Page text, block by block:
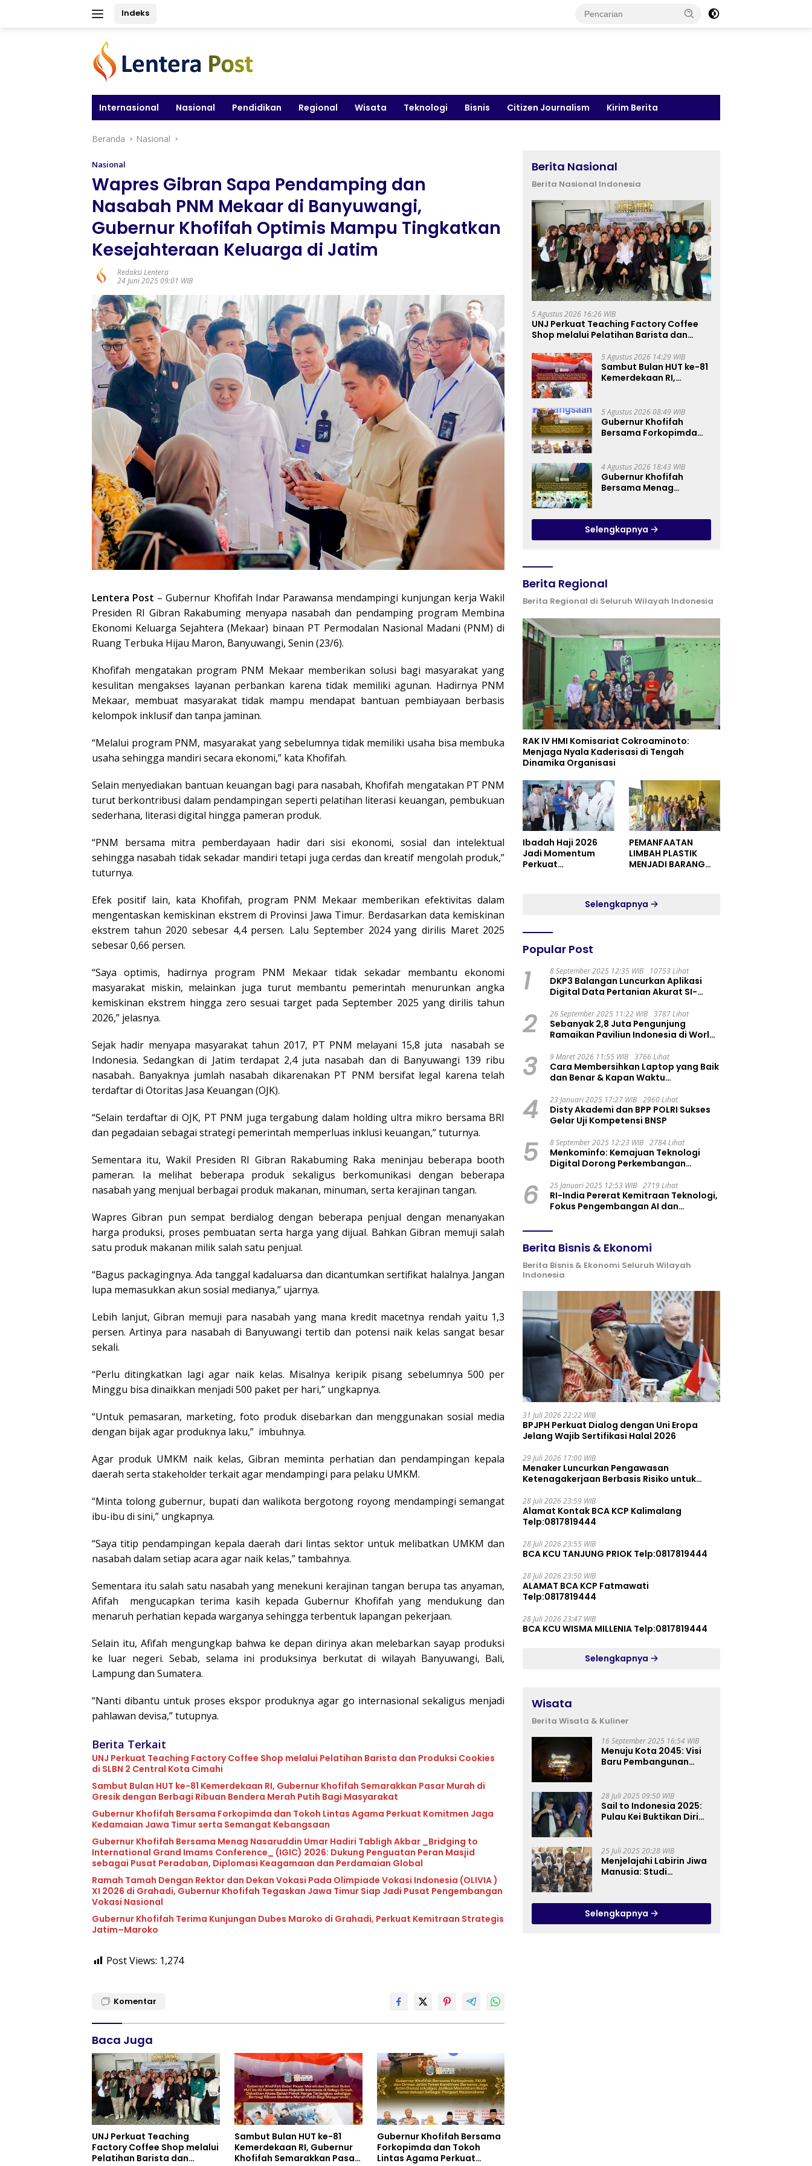
Indeks
Internasional Nasional Pendidikan Regional Wisata Teknologi Bisnis Citizen Journalism Kirim Berita
Beranda Nasional
Nasional
Wapres Gibran Sapa Pendamping dan
Nasabah PNM Mekaar di Banyuwangi,
Gubernur Khofifah Optimis Mampu Tingkatkan
Kesejahteraan Keluarga di Jatim
Redaksi Lentera
24 Juni 2025 09:01 WIB
Lentera Post – Gubernur Khofifah Indar Parawansa mendampingi kunjungan kerja Wakil
Presiden RI Gibran Rakabuming menyapa nasabah dan pendamping program Membina
Ekonomi Keluarga Sejahtera (Mekaar) binaan PT Permodalan Nasional Madani (PNM) di
Ruang Terbuka Hijau Maron, Banyuwangi, Senin (23/6).
Khofifah mengatakan program PNM Mekaar memberikan solusi bagi masyarakat yang
kesulitan mengakses layanan perbankan karena tidak memiliki agunan. Hadirnya PNM
Mekaar, membuat masyarakat tidak mampu mendapat bantuan pembiayaan berbasis
kelompok inklusif dan tanpa jaminan.
“Melalui program PNM, masyarakat yang sebelumnya tidak memiliki usaha bisa membuka
usaha sehingga mandiri secara ekonomi,” kata Khofifah.
Selain menyediakan bantuan keuangan bagi para nasabah, Khofifah mengatakan PT PNM
turut berkontribusi dalam pendampingan seperti pelatihan literasi keuangan, pembukuan
sederhana, literasi digital hingga pameran produk.
“PNM bersama mitra pemberdayaan hadir dari sisi ekonomi, sosial dan intelektual
sehingga nasabah tidak sekadar mandiri tetapi juga cerdas dan kreatif mengolah produk,”
tuturnya.
Efek positif lain, kata Khofifah, program PNM Mekaar memberikan efektivitas dalam
mengentaskan kemiskinan ekstrem di Provinsi Jawa Timur. Berdasarkan data kemiskinan
ekstrem tahun 2020 sebesar 4,4 persen. Lalu September 2024 yang dirilis Maret 2025
sebesar 0,66 persen.
“Saya optimis, hadirnya program PNM Mekaar tidak sekadar membantu ekonomi
masyarakat miskin, melainkan juga turut membantu pemerintah menurunkan angka
kemiskinan ekstrem hingga zero sesuai target pada September 2025 yang dirilis tahun
2026,” jelasnya.
Sejak hadir menyapa masyarakat tahun 2017, PT PNM melayani 15,8 juta nasabah se
Indonesia. Sedangkan di Jatim terdapat 2,4 juta nasabah dan di Banyuwangi 139 ribu
nasabah.. Banyaknya jumlah nasabah dikarenakan PT PNM bersifat legal karena telah
terdaftar di Otoritas Jasa Keuangan (OJK).
“Selain terdaftar di OJK, PT PNM juga tergabung dalam holding ultra mikro bersama BRI
dan pegadaian sebagai strategi pemerintah memperluas inklusi keuangan,” tuturnya.
Sementara itu, Wakil Presiden RI Gibran Rakabuming Raka meninjau beberapa booth
pameran. Ia melihat beberapa produk sekaligus berkomunikasi dengan beberapa
nasabah yang menjual berbagai produk makanan, minuman, serta kerajinan tangan.
Wapres Gibran pun sempat berdialog dengan beberapa penjual dengan menanyakan
harga produksi, proses pembuatan serta harga yang dijual. Bahkan Gibran memuji salah
satu produk makanan milik salah satu penjual.
“Bagus packagingnya. Ada tanggal kadaluarsa dan dicantumkan sertifikat halalnya. Jangan
lupa memasukkan akun sosial medianya,” ujarnya.
Lebih lanjut, Gibran memuji para nasabah yang mana kredit macetnya rendah yaitu 1,3
persen. Artinya para nasabah di Banyuwangi tertib dan potensi naik kelas sangat besar
sekali.
“Perlu ditingkatkan lagi agar naik kelas. Misalnya keripik pisang sebelumnya 500 per
Minggu bisa dinaikkan menjadi 500 paket per hari,” ungkapnya.
“Untuk pemasaran, marketing, foto produk disebarkan dan menggunakan sosial media
dengan bijak agar produknya laku,” imbuhnya.
Agar produk UMKM naik kelas, Gibran meminta perhatian dan pendampingan kepala
daerah serta stakeholder terkait agar mendampingi para pelaku UMKM.
“Minta tolong gubernur, bupati dan walikota bergotong royong mendampingi semangat
ibu-ibu di sini,” ungkapnya.
“Saya titip pendampingan kepala daerah dari lintas sektor untuk melibatkan UMKM dan
nasabah dalam setiap acara agar naik kelas,” tambahnya.
Sementara itu salah satu nasabah yang menekuni kerajinan tangan berupa tas anyaman,
Afifah mengucapkan terima kasih kepada Gubernur Khofifah yang mendukung dan
menaruh perhatian kepada warganya sehingga terbentuk lapangan pekerjaan.
Selain itu, Afifah mengungkap bahwa ke depan dirinya akan melebarkan sayap produksi
ke luar negeri. Sebab, selama ini produksinya berkutat di wilayah Banyuwangi, Bali,
Lampung dan Sumatera.
“Nanti dibantu untuk proses ekspor produknya agar go internasional sekaligus menjadi
pahlawan devisa,” tutupnya.
Berita Terkait
UNJ Perkuat Teaching Factory Coffee Shop melalui Pelatihan Barista dan Produksi Cookies
di SLBN 2 Central Kota Cimahi
Sambut Bulan HUT ke-81 Kemerdekaan RI, Gubernur Khofifah Semarakkan Pasar Murah di
Gresik dengan Berbagi Ribuan Bendera Merah Putih Bagi Masyarakat
Gubernur Khofifah Bersama Forkopimda dan Tokoh Lintas Agama Perkuat Komitmen Jaga
Kedamaian Jawa Timur serta Semangat Kebangsaan
Gubernur Khofifah Bersama Menag Nasaruddin Umar Hadiri Tabligh Akbar _Bridging to
International Grand Imams Conference_ (IGIC) 2026: Dukung Penguatan Peran Masjid
sebagai Pusat Peradaban, Diplomasi Keagamaan dan Perdamaian Global
Ramah Tamah Dengan Rektor dan Dekan Vokasi Pada Olimpiade Vokasi Indonesia (OLIVIA )
XI 2026 di Grahadi, Gubernur Khofifah Tegaskan Jawa Timur Siap Jadi Pusat Pengembangan
Vokasi Nasional
Gubernur Khofifah Terima Kunjungan Dubes Maroko di Grahadi, Perkuat Kemitraan Strategis
Jatim–Maroko
Post Views: 1,274
Komentar
Baca Juga
UNJ Perkuat Teaching
Factory Coffee Shop melalui
Pelatihan Barista dan
Sambut Bulan HUT ke-81
Kemerdekaan RI, Gubernur
Khofifah Semarakkan Pasar
Gubernur Khofifah Bersama
Forkopimda dan Tokoh
Lintas Agama Perkuat
Berita Nasional
Berita Nasional Indonesia
5 Agustus 2026 16:26 WIB
UNJ Perkuat Teaching Factory Coffee
Shop melalui Pelatihan Barista dan
Cimahi
5 Agustus 2026 14:29 WIB
Sambut Bulan HUT ke-81
Kemerdekaan RI,
Murah di Gresik dengan
Berbagi Ribuan Bendera
Merah Putih Bagi
5 Agustus 2026 08:49 WIB
Gubernur Khofifah
Bersama Forkopimda
Komitmen Jaga
Kedamaian Jawa Timur
serta Semangat
4 Agustus 2026 18:43 WIB
Gubernur Khofifah
Bersama Menag
to International Grand
Imams Conference_
(IGIC) 2026: Dukung
Keagamaan dan
Perdamaian Global
Selengkapnya
Berita Regional
Berita Regional di Seluruh Wilayah Indonesia
RAK IV HMI Komisariat Cokroaminoto:
Menjaga Nyala Kaderisasi di Tengah
Dinamika Organisasi
Ibadah Haji 2026
Jadi Momentum
Perkuat
PEMANFAATAN
LIMBAH PLASTIK
MENJADI BARANG
RESIDENCE
Selengkapnya
Popular Post
1 8 September 2025 12:35 WIB 10753 Lihat
DKP3 Balangan Luncurkan Aplikasi
Digital Data Pertanian Akurat SI-
2 26 September 2025 11:22 WIB 3787 Lihat
Sebanyak 2,8 Juta Pengunjung
Ramaikan Paviliun Indonesia di World
3 9 Maret 2026 11:55 WIB 3766 Lihat
Cara Membersihkan Laptop yang Baik
dan Benar & Kapan Waktu
4 23 Januari 2025 17:27 WIB 2960 Lihat
Disty Akademi dan BPP POLRI Sukses
Gelar Uji Kompetensi BNSP
5 8 September 2025 12:23 WIB 2784 Lihat
Menkominfo: Kemajuan Teknologi
Digital Dorong Perkembangan
6 25 Januari 2025 12:53 WIB 2719 Lihat
RI-India Pererat Kemitraan Teknologi,
Fokus Pengembangan AI dan
Berita Bisnis & Ekonomi
Berita Bisnis & Ekonomi Seluruh Wilayah
Indonesia
31 Juli 2026 22:22 WIB
BPJPH Perkuat Dialog dengan Uni Eropa
Jelang Wajib Sertifikasi Halal 2026
29 Juli 2026 17:00 WIB
Menaker Luncurkan Pengawasan
Ketenagakerjaan Berbasis Risiko untuk
28 Juli 2026 23:59 WIB
Alamat Kontak BCA KCP Kalimalang
Telp:0817819444
28 Juli 2026 23:55 WIB
BCA KCU TANJUNG PRIOK Telp:0817819444
28 Juli 2026 23:50 WIB
ALAMAT BCA KCP Fatmawati
Telp:0817819444
28 Juli 2026 23:47 WIB
BCA KCU WISMA MILLENIA Telp:0817819444
Selengkapnya
Wisata
Berita Wisata & Kuliner
16 September 2025 16:54 WIB
Menuju Kota 2045: Visi
Baru Pembangunan
28 Juli 2025 09:50 WIB
Sail to Indonesia 2025:
Pulau Kei Buktikan Diri
25 Juli 2025 20:28 WIB
Menjelajahi Labirin Jiwa
Manusia: Studi
Pandanaran di RSJ
Grhasia
Selengkapnya